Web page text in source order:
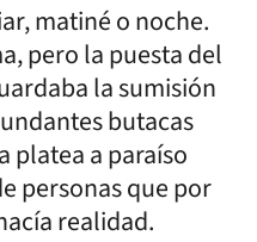
matiné o noche.
pero la puesta del
la sumisión
butacas
platea a paraíso
personas que por
realidad.